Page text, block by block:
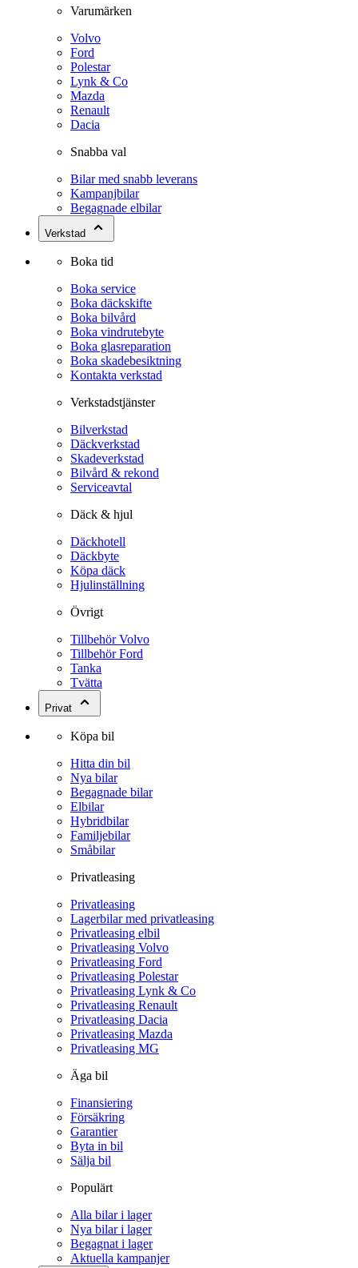
Varumärken
Volvo
Ford
Polestar
Lynk & Co
Mazda
Renault
Dacia
Snabba val
Bilar med snabb leverans
Kampanjbilar
Begagnade elbilar
Verkstad
Boka tid
Boka service
Boka däckskifte
Boka bilvård
Boka vindrutebyte
Boka glasreparation
Boka skadebesiktning
Kontakta verkstad
Verkstadstjänster
Bilverkstad
Däckverkstad
Skadeverkstad
Bilvård & rekond
Serviceavtal
Däck & hjul
Däckhotell
Däckbyte
Köpa däck
Hjulinställning
Övrigt
Tillbehör Volvo
Tillbehör Ford
Tanka
Tvätta
Privat
Köpa bil
Hitta din bil
Nya bilar
Begagnade bilar
Elbilar
Hybridbilar
Familjebilar
Småbilar
Privatleasing
Privatleasing
Lagerbilar med privatleasing
Privatleasing elbil
Privatleasing Volvo
Privatleasing Ford
Privatleasing Polestar
Privatleasing Lynk & Co
Privatleasing Renault
Privatleasing Dacia
Privatleasing Mazda
Privatleasing MG
Äga bil
Finansiering
Försäkring
Garantier
Byta in bil
Sälja bil
Populärt
Alla bilar i lager
Nya bilar i lager
Begagnat i lager
Aktuella kampanjer